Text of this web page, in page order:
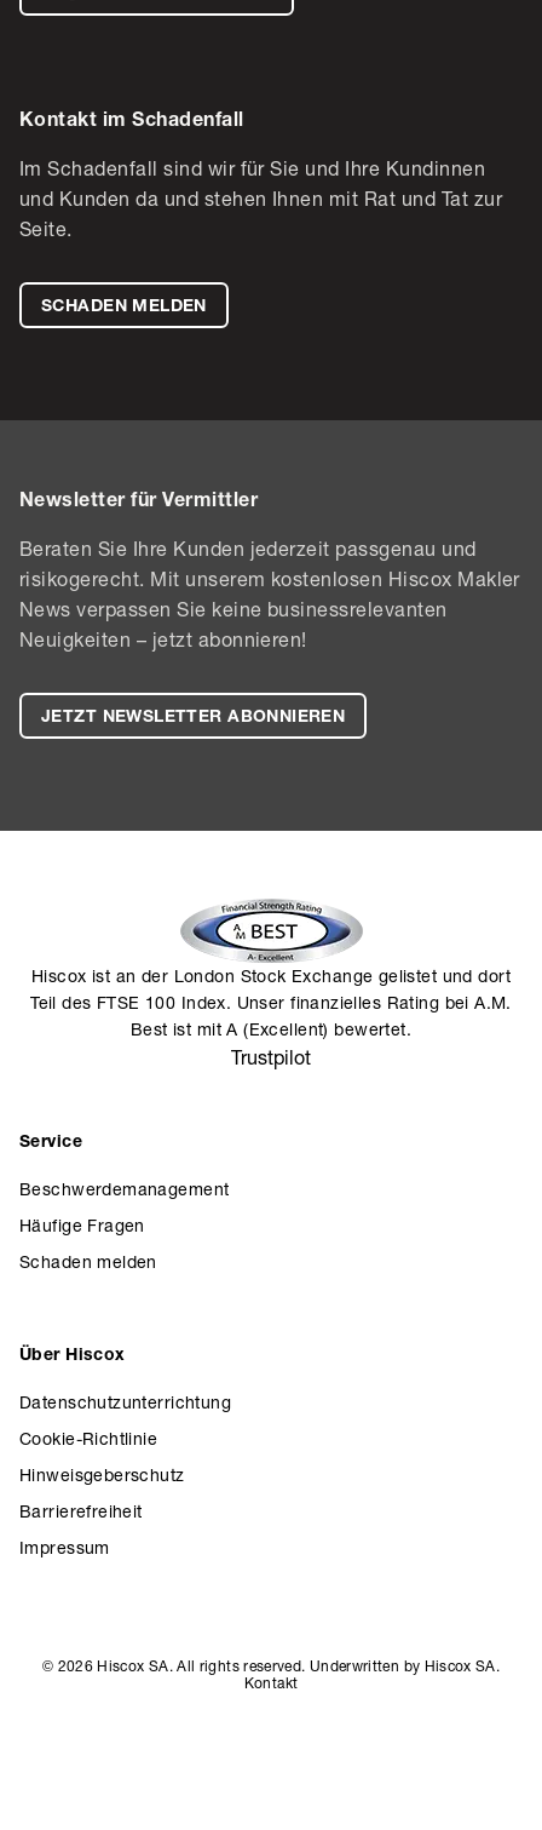
Kontakt im Schadenfall
Im Schadenfall sind wir für Sie und Ihre Kundinnen
und Kunden da und stehen Ihnen mit Rat und Tat zur
Seite.
SCHADEN MELDEN
Newsletter für Vermittler
Beraten Sie Ihre Kunden jederzeit passgenau und
risikogerecht. Mit unserem kostenlosen Hiscox Makler
News verpassen Sie keine businessrelevanten
Neuigkeiten – jetzt abonnieren!
JETZT NEWSLETTER ABONNIEREN
Hiscox ist an der London Stock Exchange gelistet und dort
Teil des FTSE 100 Index. Unser finanzielles Rating bei A.M.
Best ist mit A (Excellent) bewertet.
Trustpilot
Service
Beschwerdemanagement
Häufige Fragen
Schaden melden
Über Hiscox
Datenschutzunterrichtung
Cookie-Richtlinie
Hinweisgeberschutz
Barrierefreiheit
Impressum
© 2026 Hiscox SA. All rights reserved. Underwritten by Hiscox SA.
Kontakt